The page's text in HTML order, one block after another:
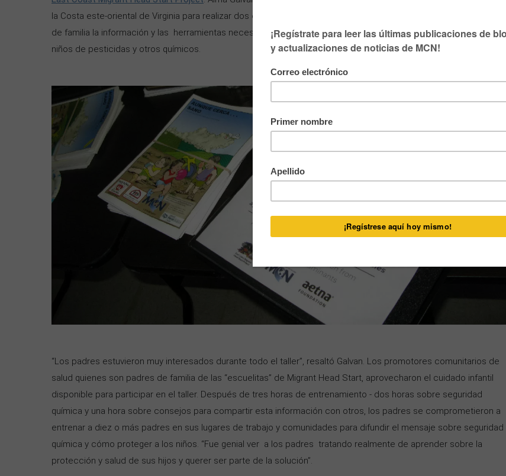
la Costa este-oriental de Virginia para realizar dos entrenamientos en dos diferentes ciudades y dar a los padres
de familia la información y las herramientas necesarias para capacitar a otros padres sobre cómo proteger a los
niños de pesticidas y otros químicos.
“Los padres estuvieron muy interesados durante todo el taller”, resaltó Galvan. Los promotores comunitarios de
salud quienes son padres de familia de las “escuelitas” de Migrant Head Start, aprovecharon el cuidado infantil
disponible para participar en el taller. Después de tres horas de entrenamiento - dos horas sobre seguridad
química y una hora sobre consejos para compartir esta información con otros, los padres se comprometieron a
entrenar a diez o más padres en sus lugares de trabajo y comunidades para difundir el mensaje sobre seguridad
química y cómo proteger a los niños. “Fue genial ver a los padres tratando realmente de aprender sobre la
protección y salud de sus hijos y querer ser parte de la solución”.